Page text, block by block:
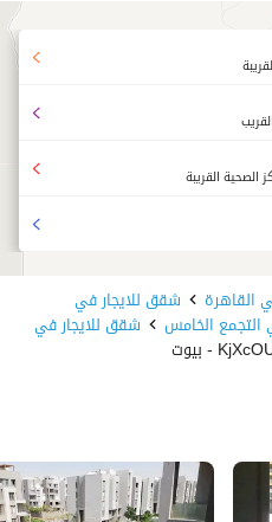
الصحية القريبة
القاهرة شقق للايجار في
التجمع الخامس شقق للايجار في